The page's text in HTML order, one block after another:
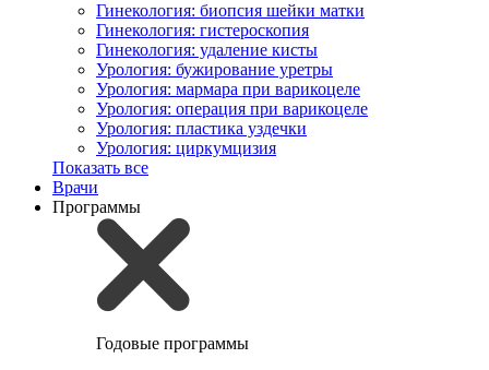
Гинекология: биопсия шейки матки
Гинекология: гистероскопия
Гинекология: удаление кисты
Урология: бужирование уретры
Урология: мармара при варикоцеле
Урология: операция при варикоцеле
Урология: пластика уздечки
Урология: циркумцизия
Показать все
Врачи
Программы
Годовые программы